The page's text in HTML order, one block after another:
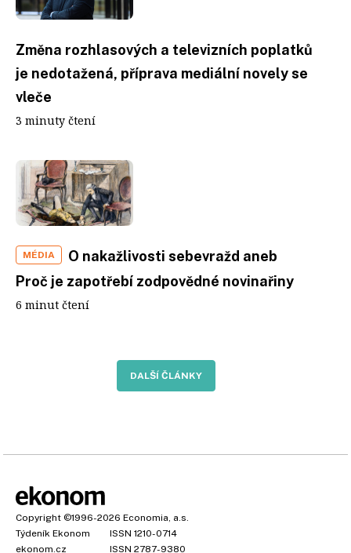
Změna rozhlasových a televizních poplatků
je nedotažená, příprava mediální novely se
vleče
3 minuty čtení
MÉDIA
O nakažlivosti sebevražd aneb
Proč je zapotřebí zodpovědné novinařiny
6 minut čtení
DALŠÍ ČLÁNKY
Copyright ©1996-2026 Economia, a.s.
Týdeník Ekonom
ISSN 1210-0714
ekonom.cz
ISSN 2787-9380